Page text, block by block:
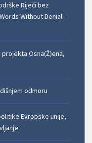
Riječi bez
Without Denial -
projekta Osna(Ž)ena,
odmoru
Evropske unije,